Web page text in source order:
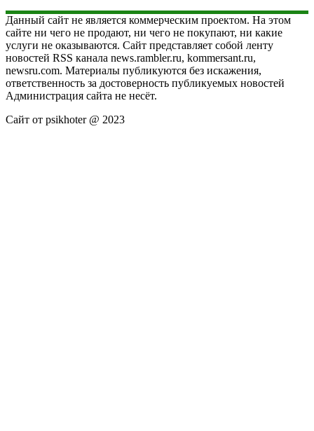
Данный сайт не является коммерческим проектом. На этом
сайте ни чего не продают, ни чего не покупают, ни какие
услуги не оказываются. Сайт представляет собой ленту
новостей RSS канала news.rambler.ru, kommersant.ru,
newsru.com. Материалы публикуются без искажения,
ответственность за достоверность публикуемых новостей
Администрация сайта не несёт.
Сайт от psikhoter @ 2023